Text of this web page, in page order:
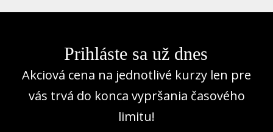
Prihláste sa už dnes
Akciová cena na jednotlivé kurzy len pre
vás trvá do konca vypršania časového
limitu!